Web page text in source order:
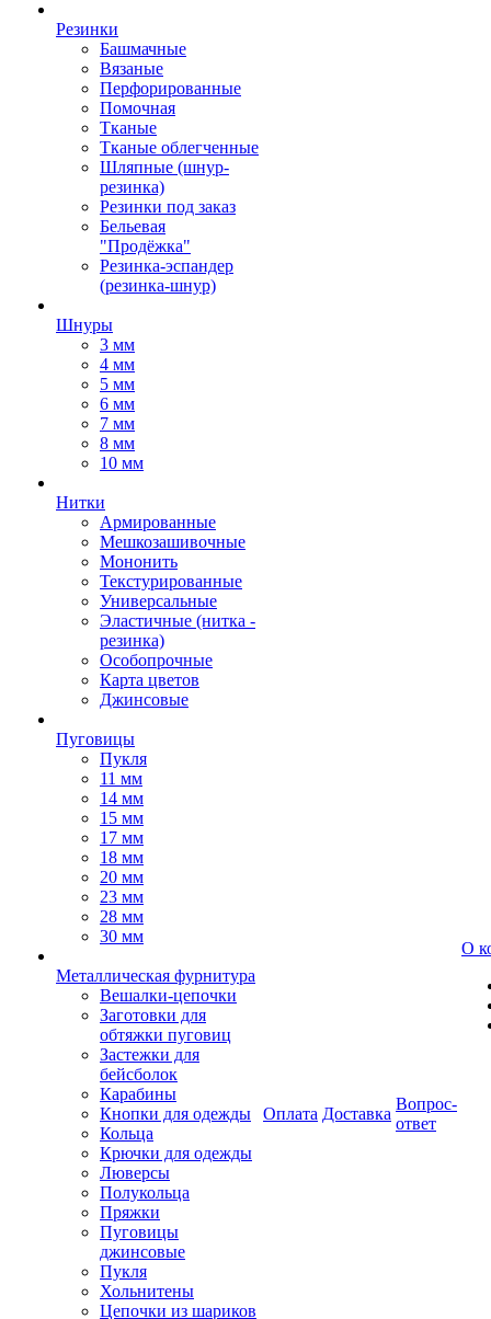
Резинки
Башмачные
Вязаные
Перфорированные
Помочная
Тканые
Тканые облегченные
Шляпные (шнур-
резинка)
Резинки под заказ
Бельевая
"Продёжка"
Резинка-эспандер
(резинка-шнур)
Шнуры
3 мм
4 мм
5 мм
6 мм
7 мм
8 мм
10 мм
Нитки
Армированные
Мешкозашивочные
Мононить
Текстурированные
Универсальные
Эластичные (нитка -
резинка)
Особопрочные
Карта цветов
Джинсовые
Пуговицы
Пукля
11 мм
14 мм
15 мм
17 мм
18 мм
20 мм
23 мм
28 мм
30 мм
Металлическая фурнитура
Вешалки-цепочки
Заготовки для
обтяжки пуговиц
Застежки для
бейсболок
Карабины
Кнопки для одежды
Кольца
Крючки для одежды
Люверсы
Полукольца
Пряжки
Пуговицы
джинсовые
Пукля
Хольнитены
Цепочки из шариков
Оплата Доставка
Вопрос-
ответ
О